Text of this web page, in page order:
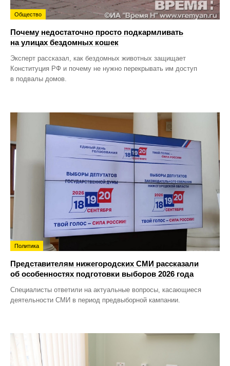
Общество
Почему недостаточно просто подкармливать
на улицах бездомных кошек
Эксперт рассказал, как бездомных животных защищает
Конституция РФ и почему не нужно перекрывать им доступ
в подвалы домов.
Политика
Представителям нижегородских СМИ рассказали
об особенностях подготовки выборов 2026 года
Специалисты ответили на актуальные вопросы, касающиеся
деятельности СМИ в период предвыборной кампании.